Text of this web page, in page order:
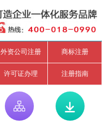
外资公司注册 商标注册
许可证办理 注册指南
 